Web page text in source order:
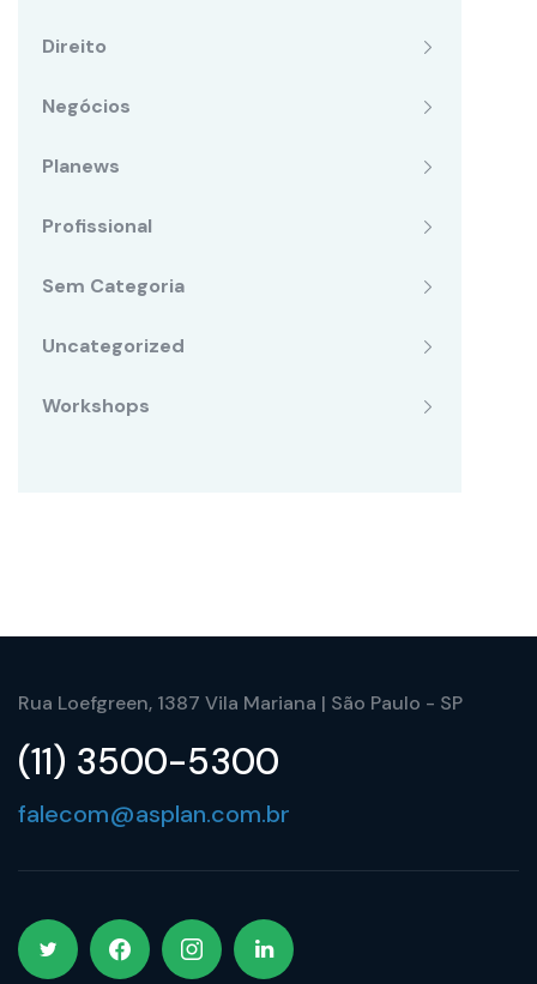
Direito
Negócios
Planews
Profissional
Sem Categoria
Uncategorized
Workshops
Rua Loefgreen, 1387 Vila Mariana | São Paulo - SP
(11) 3500-5300
falecom@asplan.com.br